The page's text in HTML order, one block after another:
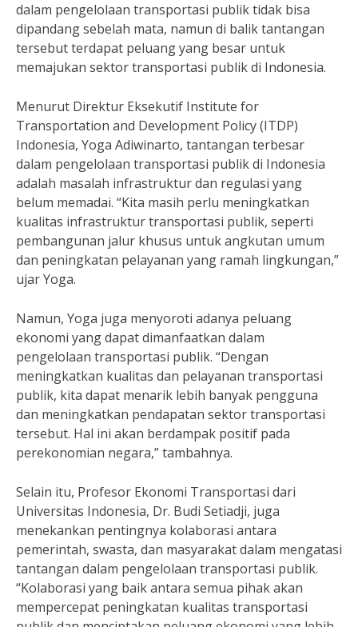
dalam pengelolaan transportasi publik tidak bisa
dipandang sebelah mata, namun di balik tantangan
tersebut terdapat peluang yang besar untuk
memajukan sektor transportasi publik di Indonesia.
Menurut Direktur Eksekutif Institute for
Transportation and Development Policy (ITDP)
Indonesia, Yoga Adiwinarto, tantangan terbesar
dalam pengelolaan transportasi publik di Indonesia
adalah masalah infrastruktur dan regulasi yang
belum memadai. “Kita masih perlu meningkatkan
kualitas infrastruktur transportasi publik, seperti
pembangunan jalur khusus untuk angkutan umum
dan peningkatan pelayanan yang ramah lingkungan,”
ujar Yoga.
Namun, Yoga juga menyoroti adanya peluang
ekonomi yang dapat dimanfaatkan dalam
pengelolaan transportasi publik. “Dengan
meningkatkan kualitas dan pelayanan transportasi
publik, kita dapat menarik lebih banyak pengguna
dan meningkatkan pendapatan sektor transportasi
tersebut. Hal ini akan berdampak positif pada
perekonomian negara,” tambahnya.
Selain itu, Profesor Ekonomi Transportasi dari
Universitas Indonesia, Dr. Budi Setiadji, juga
menekankan pentingnya kolaborasi antara
pemerintah, swasta, dan masyarakat dalam mengatasi
tantangan dalam pengelolaan transportasi publik.
“Kolaborasi yang baik antara semua pihak akan
mempercepat peningkatan kualitas transportasi